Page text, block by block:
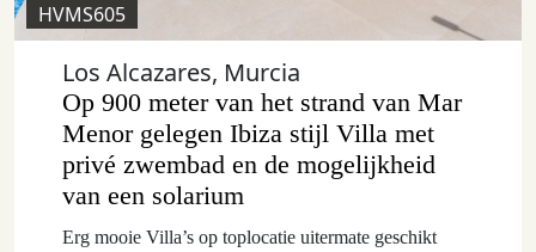
HVMS605
Los Alcazares, Murcia
Op 900 meter van het strand van Mar
Menor gelegen Ibiza stijl Villa met
privé zwembad en de mogelijkheid
van een solarium
Erg mooie Villa’s op toplocatie uitermate geschikt